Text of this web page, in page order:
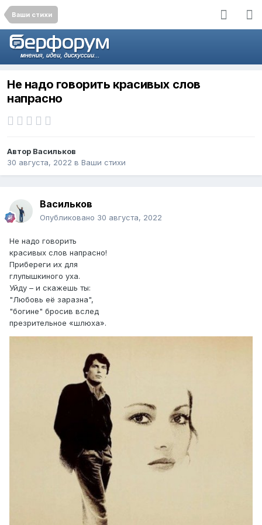
Ваши стихи
Не надо говорить красивых слов
напрасно
Автор Васильков
30 августа, 2022 в Ваши стихи
Васильков
Опубликовано 30 августа, 2022
Не надо говорить
красивых слов напрасно!
Прибереги их для
глупышкиного уха.
Уйду – и скажешь ты:
"Любовь её заразна",
"богине" бросив вслед
презрительное «шлюха».